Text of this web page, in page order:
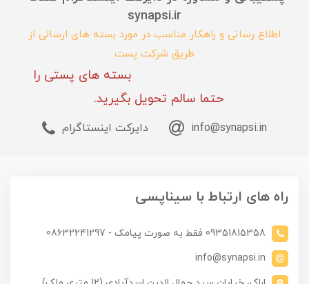
synapsi.ir
اطلاع رسانی و راهکار مناسب در مورد بسته های ارسالی از
طریق شرکت پست
بسته های پستی را
حتما سالم تحویل بگیرید.
info@synapsi.in دایرکت اینستاگرام
راه های ارتباط با سیناپسی
09351815358 فقط به صورت پیامک - 08632241297
info@synapsi.in